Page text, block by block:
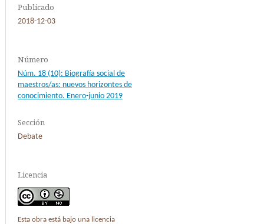
Publicado
2018-12-03
Número
Núm. 18 (10): Biografía social de
maestros/as: nuevos horizontes de
conocimiento. Enero-junio 2019
Sección
Debate
Licencia
Esta obra está bajo una licencia